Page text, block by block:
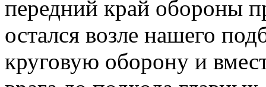
передний край обороны
остался возле нашего
круговую оборону и